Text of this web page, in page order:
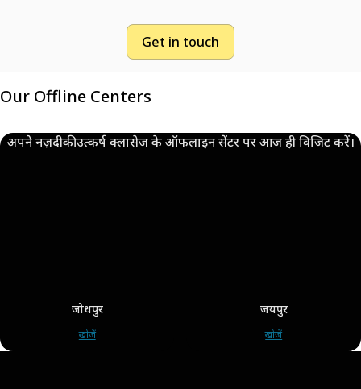
Get in touch
Our Offline Centers
अपने नज़दीकी उत्कर्ष क्लासेज के ऑफलाइन सेंटर पर आज ही विजिट करें।
जोधपुर
खोजें
जयपुर
खोजें